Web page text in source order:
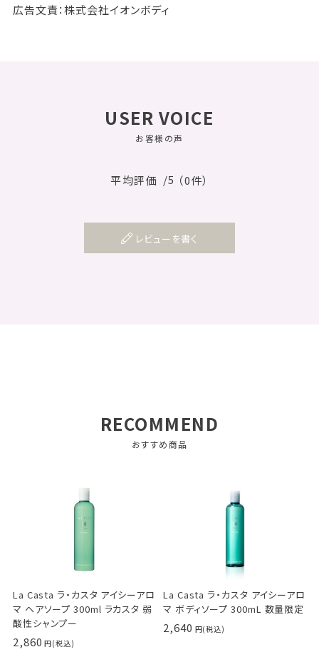
広告文責：株式会社イオンボディ
USER VOICE
お客様の声
平均評価 /5 （0件）
レビューを書く
RECOMMEND
おすすめ商品
La Casta ラ・カスタ アイシーアロ
マ ヘアソープ 300ml ラカスタ 弱
酸性シャンプー
2,860
La Casta ラ・カスタ アイシーアロ
マ ボディソープ 300mL 数量限定
2,640